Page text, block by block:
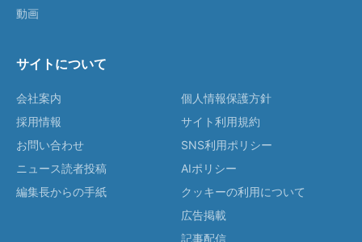
動画
サイトについて
会社案内
採用情報
お問い合わせ
ニュース読者投稿
編集長からの手紙
個人情報保護方針
サイト利用規約
SNS利用ポリシー
AIポリシー
クッキーの利用について
広告掲載
記事配信